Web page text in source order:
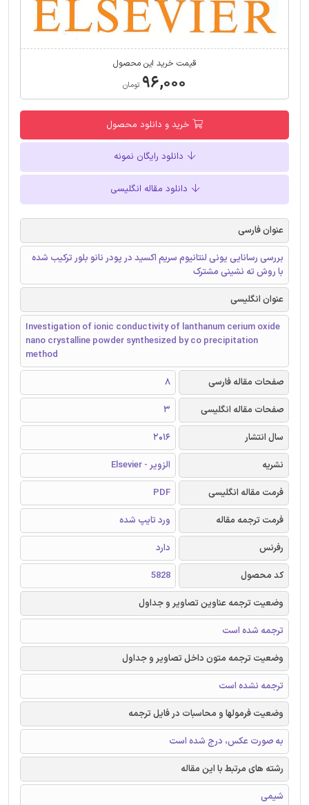
قیمت خرید این محصول
۹۶,۰۰۰ تومان
خرید و دانلود محصول
دانلود رایگان نمونه
دانلود مقاله انگلیسی
عنوان فارسی
بررسی رسانایی یونی لنتانیوم سریم اکسید در پودر نانو بلور ترکیب شده
با روش ته نشینی مشترک
عنوان انگلیسی
Investigation of ionic conductivity of lanthanum cerium oxide
nano crystalline powder synthesized by co precipitation
method
صفحات مقاله فارسی
8
صفحات مقاله انگلیسی
3
سال انتشار
2016
نشریه
الزویر - Elsevier
فرمت مقاله انگلیسی
PDF
فرمت ترجمه مقاله
ورد تایپ شده
رفرنس
دارد
کد محصول
5828
وضعیت ترجمه عناوین تصاویر و جداول
ترجمه شده است
وضعیت ترجمه متون داخل تصاویر و جداول
ترجمه نشده است
وضعیت فرمولها و محاسبات در فایل ترجمه
به صورت عکس، درج شده است
رشته های مرتبط با این مقاله
شیمی